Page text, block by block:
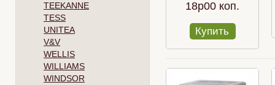
TEEKANNE
TESS
UNITEA
V&V
WELLIS
WILLIAMS
WINDSOR
18p00 коп.
Купить